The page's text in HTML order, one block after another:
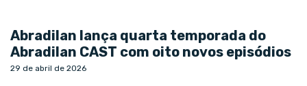
Abradilan lança quarta temporada do
Abradilan CAST com oito novos episódios
29 de abril de 2026